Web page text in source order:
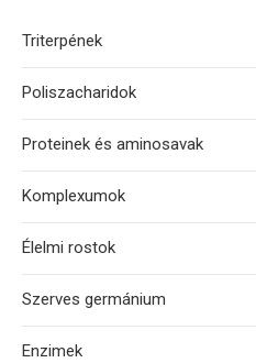
Triterpének
Poliszacharidok
Proteinek és aminosavak
Komplexumok
Élelmi rostok
Szerves germánium
Enzimek